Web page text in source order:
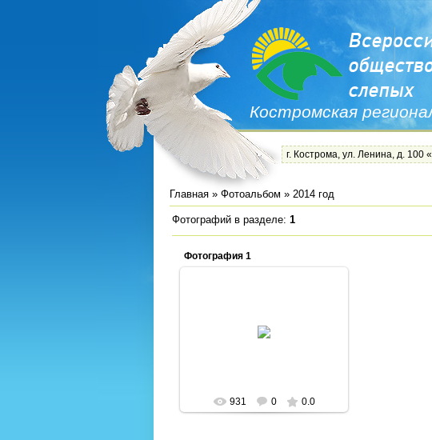
Костромская
г. Кострома, ул. Ленина, д. 100
Главная » Фотоальбом » 2014 год
Фотографий в разделе: 1
Фотография 1
931 0 0.0